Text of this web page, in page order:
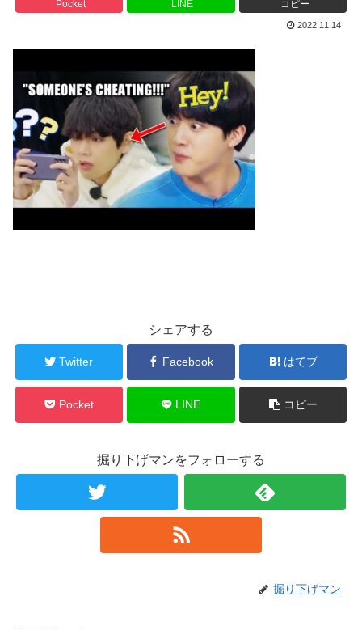
Pocket LINE コピー
2022.11.14
シェアする
Twitter Facebook はてブ
Pocket LINE コピー
掘り下げマンをフォローする
掘り下げマン